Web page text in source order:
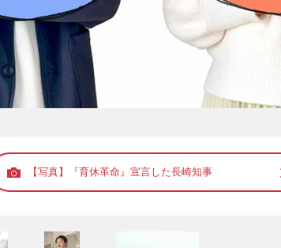
【写真】『育休革命』宣言した長崎知事